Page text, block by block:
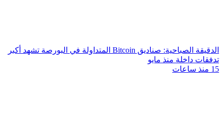
الدقيقة الصباحية: صناديق Bitcoin المتداولة في البورصة تشهد أكبر
تدفقات داخلة منذ مايو
15 منذ ساعات